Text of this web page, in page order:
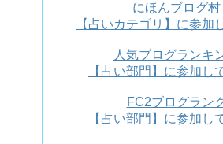
にほんブログ村
【占いカテゴリ】に参加
人気ブログランキ
【占い部門】に参加し
FC2ブログラン
【占い部門】に参加し